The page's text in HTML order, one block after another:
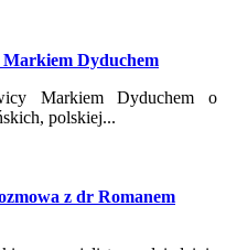
Markiem Dyduchem
Markiem Dyduchem o
polskiej...
z dr Romanem